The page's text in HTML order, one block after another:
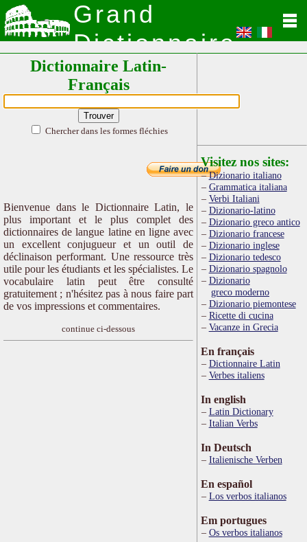
Grand
Dictionnaire
Latin
Dictionnaire Latin-
Français
Chercher dans les formes fléchies
Bienvenue dans le Dictionnaire Latin, le
plus important et le plus complet des
dictionnaires de langue latine en ligne avec
un excellent conjugueur et un outil de
déclinaison performant. Une ressource très
utile pour les étudiants et les spécialistes. Le
vocabulaire latin peut être consulté
gratuitement ; n'hésitez pas à nous faire part
de vos impressions et commentaires.
continue ci-dessous
Visitez nos sites:
Dizionario italiano
Grammatica italiana
Verbi Italiani
Dizionario-latino
Dizionario greco antico
Dizionario francese
Dizionario inglese
Dizionario tedesco
Dizionario spagnolo
Dizionario
greco moderno
Dizionario piemontese
Ricette di cucina
Vacanze in Grecia
En français
Dictionnaire Latin
Verbes italiens
In english
Latin Dictionary
Italian Verbs
In Deutsch
Italienische Verben
En español
Los verbos italianos
Em portugues
Os verbos italianos